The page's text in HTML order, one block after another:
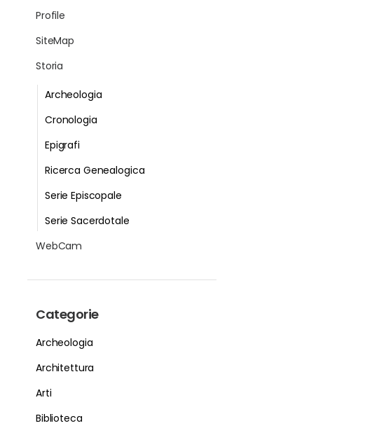
Profile
SiteMap
Storia
Archeologia
Cronologia
Epigrafi
Ricerca Genealogica
Serie Episcopale
Serie Sacerdotale
WebCam
Categorie
Archeologia
Architettura
Arti
Biblioteca